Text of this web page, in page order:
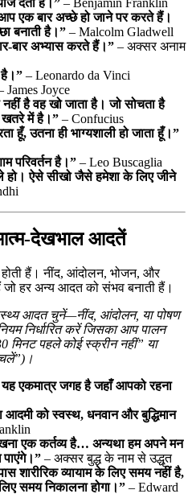
एक बार अच्छे हो जाने पर करते हैं।
बनाती है।” – Malcolm Gladwell
बार अभ्यास करते हैं।” – अक्सर अनाम
है।” – Leonardo da Vinci
James Joyce
है वह खो जाता है। जो सोचता है
खतरे में है।” – Confucius
हूँ, उतना ही भाग्यशाली हो जाता हूँ।”
परिवर्तन है।” – Leo Buscaglia
ऐसे सीखो जैसे हमेशा के लिए जीने
देखभाल आदतें
हैं। नींद, आंदोलन, भोजन, और
जो हर अन्य आदत को संभव बनाती हैं।
आदत चुनें—नींद, आंदोलन, या पोषण
निर्धारित करें जिसका आप पालन
मिनट पहले कोई स्क्रीन नहीं” या
एकमात्र जगह है जहाँ आपको रहना
आदमी को स्वस्थ, धनवान और बुद्धिमान
एक कर्तव्य है… अन्यथा हम अपने मन
– अक्सर बुद्ध के नाम से उद्धृत
शारीरिक व्यायाम के लिए समय नहीं है,
समय निकालना होगा।” – Edward